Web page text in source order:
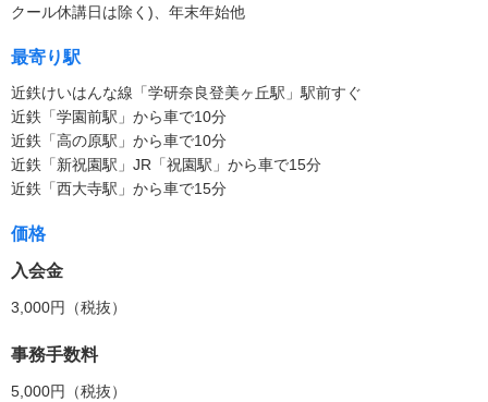
クール休講日は除く)、年末年始他
最寄り駅
近鉄けいはんな線「学研奈良登美ヶ丘駅」駅前すぐ
近鉄「学園前駅」から車で10分
近鉄「高の原駅」から車で10分
近鉄「新祝園駅」JR「祝園駅」から車で15分
近鉄「西大寺駅」から車で15分
価格
入会金
3,000円（税抜）
事務手数料
5,000円（税抜）